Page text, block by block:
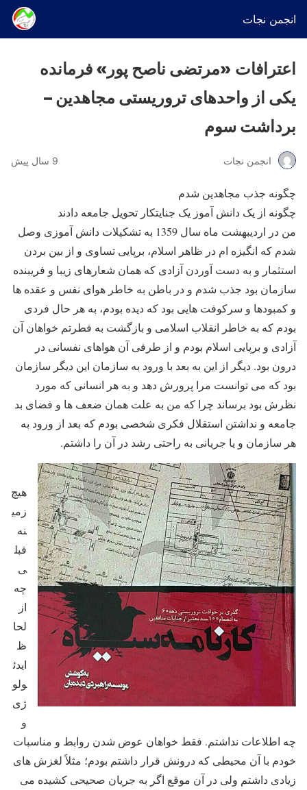
انجمن نجات
اعترافات «مرتضی ناصح پور» فرمانده
یکی از واحدهای تروریستی مجاهدین –
برداشت سوم
انجمن نجات 9 سال پیش
چگونه جذب مجاهدین شدم
چگونه از یک دانش آموز یک جنایتکار تحویل جامعه دادند
من در اردیبهشت ماه سال 1359 به تشکیلات دانش آموزی وصل
شدم که انگیزه ام در ظاهر اسلام، برپایی تساوی و از بین بردن
استثمار و به دست آوردن آزادی که همان شعارهای زیبا و فریبنده
سازمان بود جذب شدم و در باطن به خاطر هوای نفس و عقده ها
و کمبودها و سرکوفت هایی بود که دیده بودم، به هر حال فردی
بودم که به خاطر انقلاب اسلامی و بازگشت به فطرتم خواهان آن
آزادی و برپایی اسلام بودم و از طرفی آن هواهای نفسانی در
درون بود. دیگر از این به بعد با ورود به سازمان این دیگر سازمان
بود که می توانست مرا پرورش دهد و به هر انسانی که مورد
نظرش بود برساند چرا که من به علت همان ضعف ها و فضای بد
جامعه و نداشتن استقلال فکری شخصی بودم که بعد از ورود به
هر سازمان و یا جریانی به راحتی رشد در آن را داشتم.
هیچ
زمی
نه
قبل
ی
چه
از
لحا
ظ
ایدئ
ولو
ژی
و
چه اطلاعات نداشتم. فقط خواهان عوض شدن روابط و مناسبات
خودم با آن محیطی که درونش قرار داشتم بودم؛ مثلاً لغزش های
زیادی داشتم ولی در آن موقع اگر به جریان صحیحی کشیده می